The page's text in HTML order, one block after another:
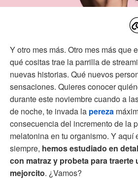
Y otro mes más. Otro mes más que
qué cositas trae la parrilla de
nuevas historias. Qué nuevos
sensaciones. Quieres conocer
durante este noviembre cuando a
de noche, te invada la pereza
consecuencia del incremento de la
melatonina en tu organismo. Y aquí
siempre, hemos estudiado en
con matraz y probeta para traerte
mejorcito. ¿Vamos?